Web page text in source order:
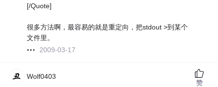
[/Quote]
很多方法啊，最容易的就是重定向，把stdout >到某个
文件里。
2009-03-17
Wolf0403
赞